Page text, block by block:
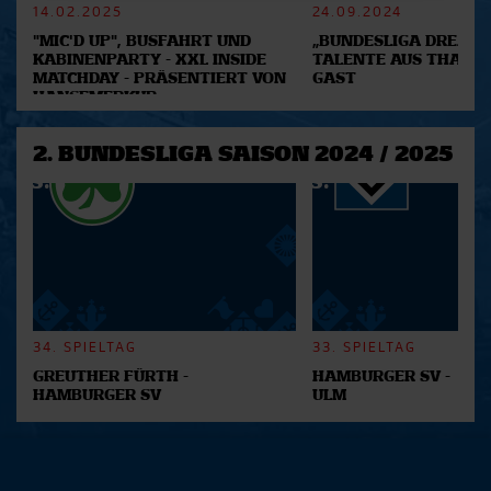
Abschnitt Einzelheiten
Wir verwenden Cookies, um Inhalte und Anzeigen zu
personalisieren, Funktionen für soziale Medien anbieten
analysieren. Außerdem geben wir Informationen zu Ihrer
soziale Medien, Werbung und Analysen weiter. Unsere
Partner führen diese Informationen möglicherweise mit
14.02.2025
"MIC'D UP", BUSFAHRT UND
KABINENPARTY - XXL INSIDE
MATCHDAY - PRÄSENTIERT VON
HANSEMERKUR
24.09.2024
„BUNDESLIGA DREAM
TALENTE AUS
GAST
2. BUNDESLIGA SAISON 2024 / 2025
34. SPIELTAG
GREUTHER FÜRTH -
HAMBURGER SV
33. SPIELTAG
HAMBURGER SV -
ULM